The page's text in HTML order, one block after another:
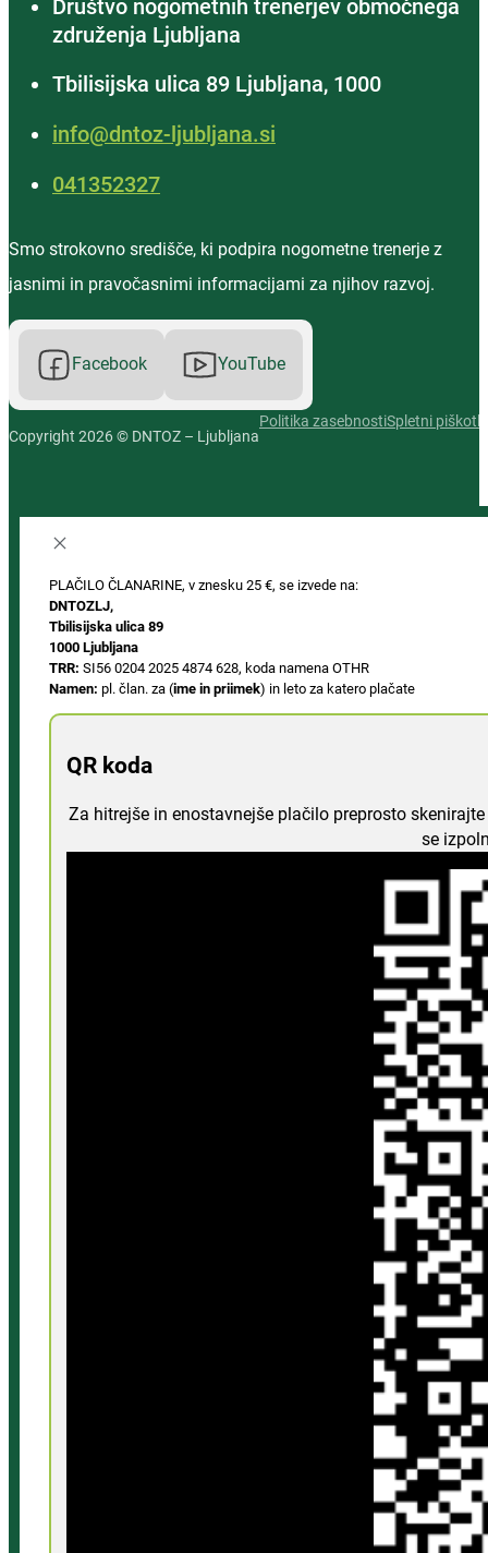
Društvo nogometnih trenerjev območnega
združenja Ljubljana
Tbilisijska ulica 89 Ljubljana, 1000
info@dntoz-ljubljana.si
‭041352327‬
Smo strokovno središče, ki podpira nogometne trenerje z
jasnimi in pravočasnimi informacijami za njihov razvoj.
Facebook YouTube
Copyright 2026 © DNTOZ – Ljubljana
Politika zasebnostiSpletni piškotki
PLAČILO ČLANARINE, v znesku 25 €, se izvede na:
DNTOZLJ,
Tbilisijska ulica 89
1000 Ljubljana
TRR: SI56 0204 2025 4874 628, koda namena OTHR
Namen: pl. član. za (ime in priimek) in leto za katero plačate
QR koda
Za hitrejše in enostavnejše plačilo preprosto
se